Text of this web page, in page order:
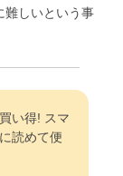
難しいという事
い得! スマ
読めて便